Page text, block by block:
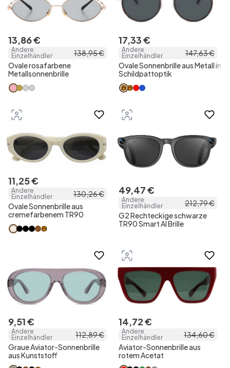
13,86€
Andere
Einzelhändler
138,95€
Ovale rosafarbene
Metallsonnenbrille
17,33€
Andere
Einzelhändler
147,63€
Ovale Sonnenbrille aus Metall in
Schildpattoptik
11,25€
Andere
Einzelhändler
130,26€
Ovale Sonnenbrille aus
cremefarbenem TR90
49,47€
Andere
Einzelhändler
212,79€
G2 Rechteckige schwarze
TR90 Smart AI Brille
9,51€
Andere
Einzelhändler
112,89€
Graue Aviator-Sonnenbrille
aus Kunststoff
14,72€
Andere
Einzelhändler
134,60€
Aviator-Sonnenbrille aus
rotem Acetat